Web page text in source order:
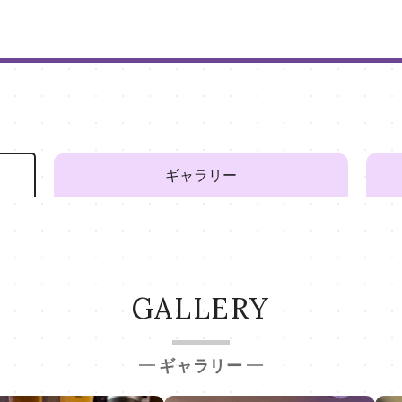
ギャラリー
GALLERY
ギャラリー